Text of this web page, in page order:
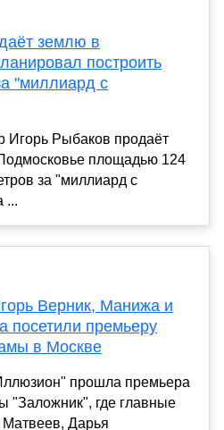
землю в
построить
"миллиард с
Игорь Рыбаков продаёт
площадью 124
за "миллиард с
...
Верник, Манижа и
посетили премьеру
в Москве
прошла премьера
"Заложник", где главные
Дарья